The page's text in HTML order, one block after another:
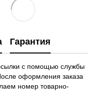
Гарантия
с помощью службы
оформления заказа
номер товарно-